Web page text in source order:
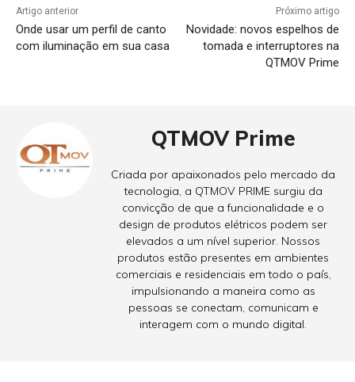
Artigo anterior
Onde usar um perfil de canto
com iluminação em sua casa
Próximo artigo
Novidade: novos espelhos de
tomada e interruptores na
QTMOV Prime
QTMOV Prime
Criada por apaixonados pelo mercado da
tecnologia, a QTMOV PRIME surgiu da
convicção de que a funcionalidade e o
design de produtos elétricos podem ser
elevados a um nível superior. Nossos
produtos estão presentes em ambientes
comerciais e residenciais em todo o país,
impulsionando a maneira como as
pessoas se conectam, comunicam e
interagem com o mundo digital.